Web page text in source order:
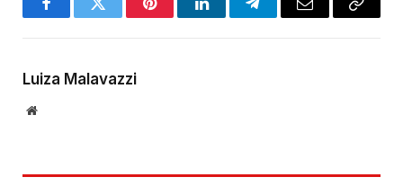
FacebookTwitter PinterestLinkedInTelegramEmail
Copy
Luiza Malavazzi
Website